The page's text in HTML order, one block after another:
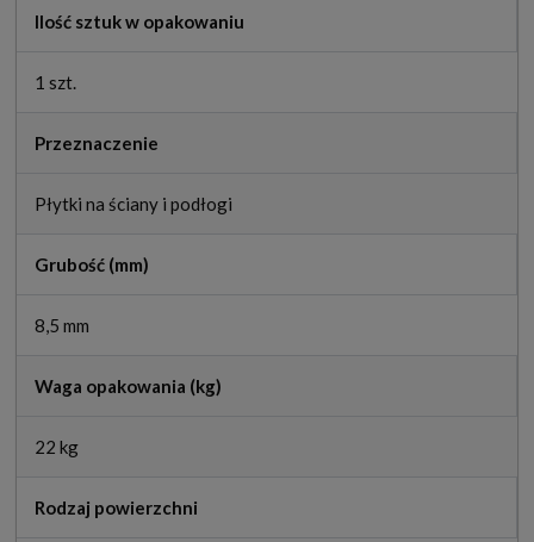
Ilość sztuk w opakowaniu
1 szt.
Przeznaczenie
Płytki na ściany i podłogi
Grubość (mm)
8,5 mm
Waga opakowania (kg)
22 kg
Rodzaj powierzchni